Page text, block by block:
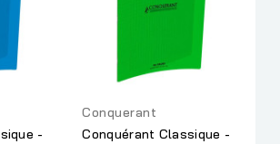
-
Conquerant
Conquérant Classique -